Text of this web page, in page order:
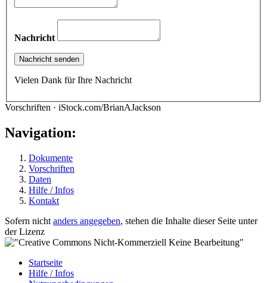
Nachricht
Vielen Dank für Ihre Nachricht
Vorschriften · iStock.com/BrianAJackson
Navigation:
Dokumente
Vorschriften
Daten
Hilfe / Infos
Kontakt
Sofern nicht anders angegeben, stehen die Inhalte dieser Seite unter
der Lizenz
Startseite
Hilfe / Infos